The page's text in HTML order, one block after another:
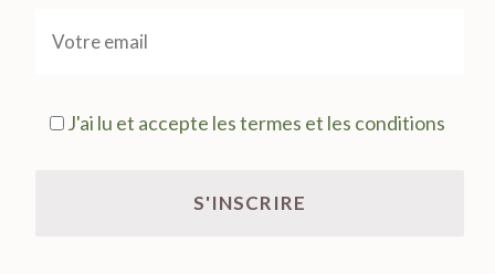
J'ai lu et accepte les termes et les conditions